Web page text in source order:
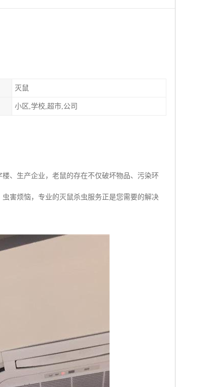
灭鼠
小区,学校,超市,公司
、生产企业，老鼠的存在不仅破坏物品、污染环
害烦恼，专业的灭鼠杀虫服务正是您需要的解决